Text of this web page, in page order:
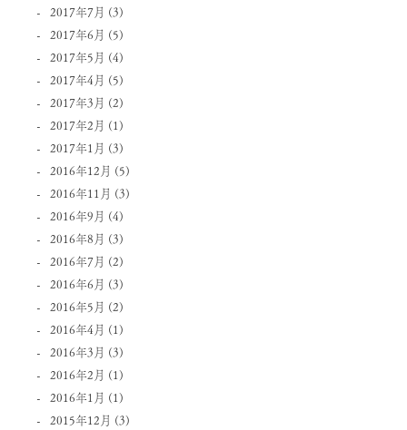
2017年7月 (3)
2017年6月 (5)
2017年5月 (4)
2017年4月 (5)
2017年3月 (2)
2017年2月 (1)
2017年1月 (3)
2016年12月 (5)
2016年11月 (3)
2016年9月 (4)
2016年8月 (3)
2016年7月 (2)
2016年6月 (3)
2016年5月 (2)
2016年4月 (1)
2016年3月 (3)
2016年2月 (1)
2016年1月 (1)
2015年12月 (3)